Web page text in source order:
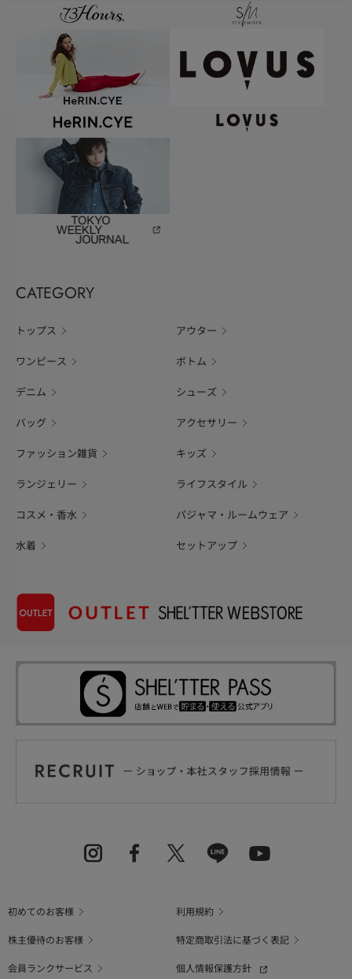
CATEGORY
トップス アウター
ワンピース ボトム
デニム シューズ
バッグ アクセサリー
ファッション雑貨 キッズ
ランジェリー ライフスタイル
コスメ・香水 パジャマ・ルームウェア
水着 セットアップ
初めてのお客様
利用規約
株主優待のお客様
特定商取引法に基づく表記
会員ランクサービス
個人情報保護方針